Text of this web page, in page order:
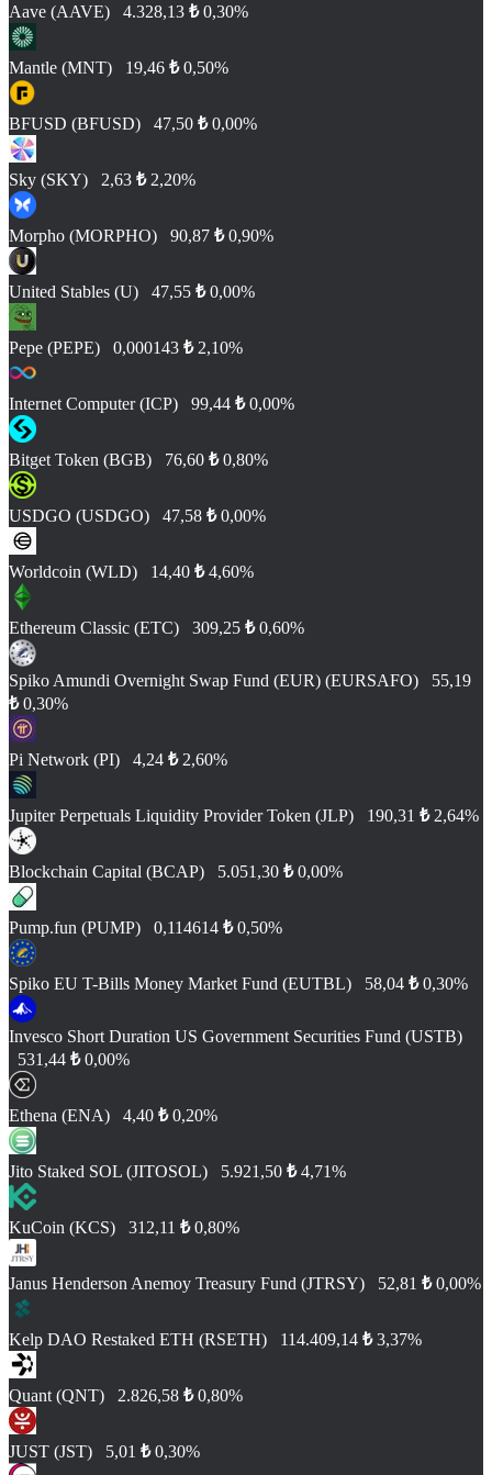
Aave (AAVE) 4.328,13 ₺ 0,30%
Mantle (MNT) 19,46 ₺ 0,50%
BFUSD (BFUSD) 47,50 ₺ 0,00%
Sky (SKY) 2,63 ₺ 2,20%
Morpho (MORPHO) 90,87 ₺ 0,90%
United Stables (U) 47,55 ₺ 0,00%
Pepe (PEPE) 0,000143 ₺ 2,10%
Internet Computer (ICP) 99,44 ₺ 0,00%
Bitget Token (BGB) 76,60 ₺ 0,80%
USDGO (USDGO) 47,58 ₺ 0,00%
Worldcoin (WLD) 14,40 ₺ 4,60%
Ethereum Classic (ETC) 309,25 ₺ 0,60%
Spiko Amundi Overnight Swap Fund (EUR) (EURSAFO)
55,19
₺ 0,30%
Pi Network (PI) 4,24 ₺ 2,60%
Jupiter Perpetuals Liquidity Provider Token (JLP) 190,31 ₺ 2,64%
Blockchain Capital (BCAP) 5.051,30 ₺ 0,00%
Pump.fun (PUMP) 0,114614 ₺ 0,50%
Spiko EU T-Bills Money Market Fund (EUTBL) 58,04 ₺ 0,30%
Invesco Short Duration US Government Securities Fund (USTB)
531,44 ₺ 0,00%
Ethena (ENA) 4,40 ₺ 0,20%
Jito Staked SOL (JITOSOL) 5.921,50 ₺ 4,71%
KuCoin (KCS) 312,11 ₺ 0,80%
Janus Henderson Anemoy Treasury Fund (JTRSY) 52,81 ₺ 0,00%
Kelp DAO Restaked ETH (RSETH) 114.409,14 ₺ 3,37%
Quant (QNT) 2.826,58 ₺ 0,80%
JUST (JST) 5,01 ₺ 0,30%